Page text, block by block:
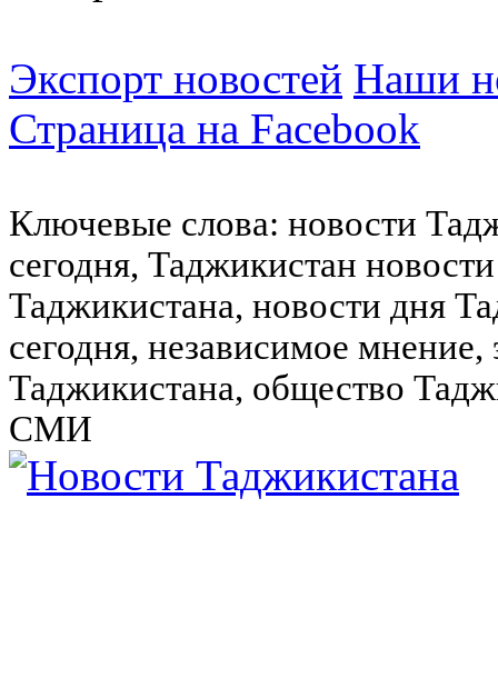
Экспорт новостей Наши
Страница на Facebook
Ключевые слова: новости
сегодня, Таджикистан
Таджикистана, новости дня
сегодня, независимое
Таджикистана, общество
СМИ